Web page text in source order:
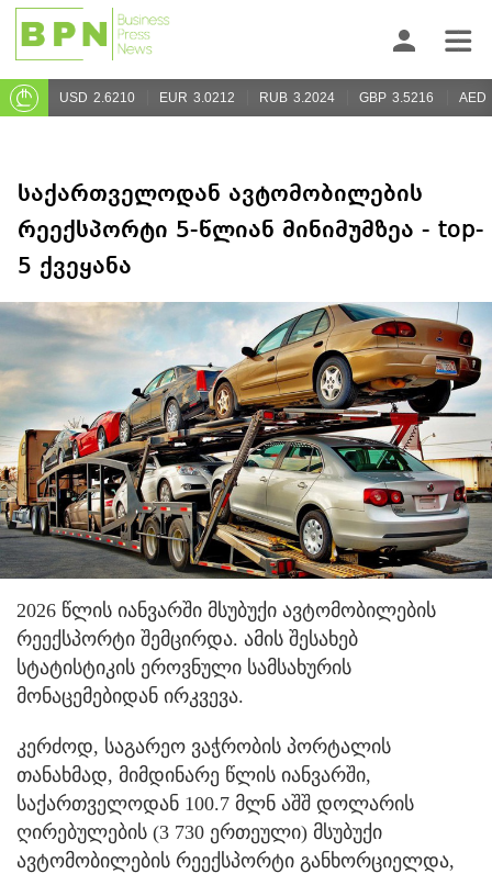
USD 2.6210 EUR 3.0212 RUB 3.2024 GBP 3.5216 AED
საქართველოდან ავტომობილების
რეექსპორტი 5-წლიან მინიმუმზეა - top-
5 ქვეყანა
2026 წლის იანვარში მსუბუქი ავტომობილების
რეექსპორტი შემცირდა. ამის შესახებ
სტატისტიკის ეროვნული სამსახურის
მონაცემებიდან ირკვევა.
კერძოდ, საგარეო ვაჭრობის პორტალის
თანახმად, მიმდინარე წლის იანვარში,
საქართველოდან 100.7 მლნ აშშ დოლარის
ღირებულების (3 730 ერთეული) მსუბუქი
ავტომობილების რეექსპორტი განხორციელდა,